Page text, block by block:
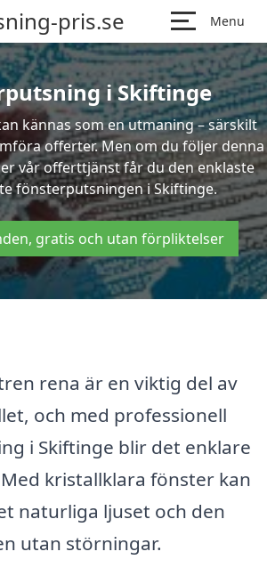
pris.se Menu
i Skiftinge
kännas som en utmaning – särskilt
offerter. Men om du följer denna
vår offerttjänst får du den enklaste
fönsterputsningen i Skiftinge.
gratis och utan förpliktelser
rena är en viktig del av
och med professionell
i Skiftinge blir det enklare
kristallklara fönster kan
naturliga ljuset och den
utan störningar.